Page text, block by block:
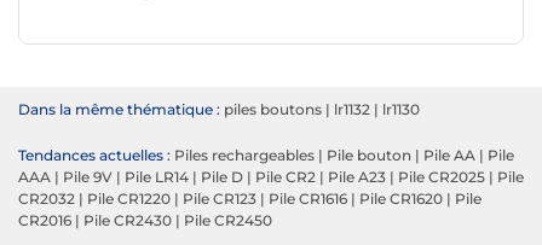
Dans la même thématique : piles boutons | lr1132 | lr1130
Tendances actuelles : Piles rechargeables | Pile bouton | Pile AA | Pile
AAA | Pile 9V | Pile LR14 | Pile D | Pile CR2 | Pile A23 | Pile CR2025 | Pile
CR2032 | Pile CR1220 | Pile CR123 | Pile CR1616 | Pile CR1620 | Pile
CR2016 | Pile CR2430 | Pile CR2450